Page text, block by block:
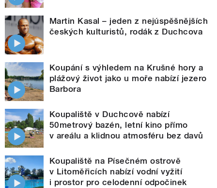
Martin Kasal – jeden z nejúspěšnějších
českých kulturistů, rodák z Duchcova
Koupání s výhledem na Krušné hory a
plážový život jako u moře nabízí jezero
Barbora
Koupaliště v Duchcově nabízí
50metrový bazén, letní kino přímo
v areálu a klidnou atmosféru bez davů
Koupaliště na Písečném ostrově
v Litoměřicích nabízí vodní vyžití
i prostor pro celodenní odpočinek